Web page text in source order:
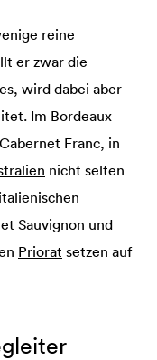
reine
er zwar die
wird dabei aber
Im Bordeaux
Franc, in
nicht selten
Sauvignon und
Priorat setzen auf